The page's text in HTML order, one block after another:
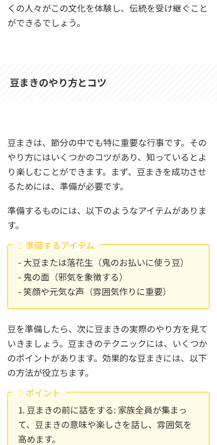
くの人々がこの文化を体験し、伝統を受け継ぐこと
ができるでしょう。
豆まきのやり方とコツ
豆まきは、節分の中でも特に重要な行事です。その
やり方にはいくつかのコツがあり、知っているとよ
り楽しむことができます。まず、豆まきを成功させ
るためには、準備が必要です。
準備するものには、以下のようなアイテムがありま
す。
準備するアイテム
- 大豆または落花生（鬼のお払いに使う豆）
- 鬼の面（邪気を象徴する）
- 笑顔や元気な声（雰囲気作りに重要）
豆を準備したら、次に豆まきの実際のやり方を見て
いきましょう。豆まきのテクニックには、いくつか
のポイントがあります。効果的な豆まきには、以下
の方法が役立ちます。
ポイント
1. 豆まきの前に話をする: 家族全員が集まっ
て、豆まきの意味や楽しさを話し、雰囲気を
高めます。